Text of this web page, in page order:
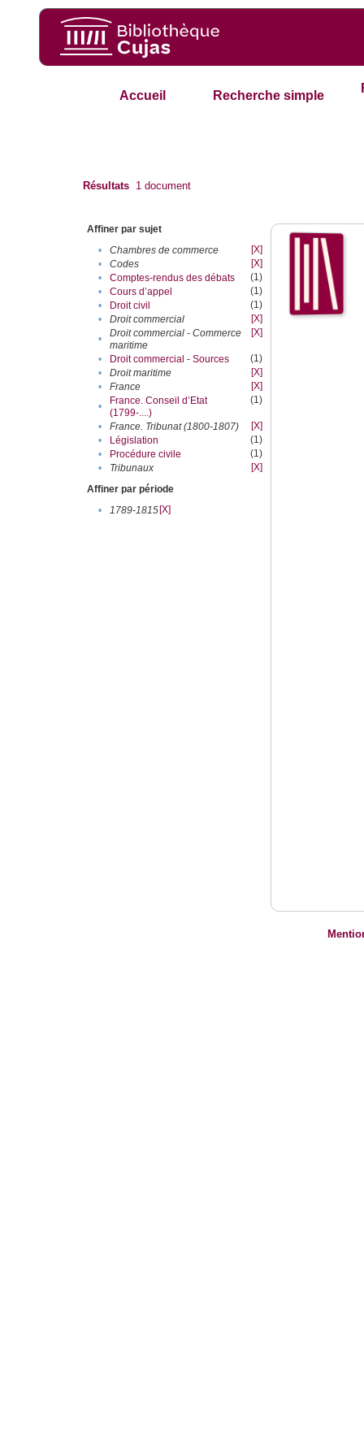
Accueil Recherche simple
Résultats 1 document
Affiner par sujet
•
Chambres de commerce
[X]
•
Codes
[X]
•
Comptes-rendus des débats
(1)
•
Cours d’appel
(1)
•
Droit civil
(1)
•
Droit commercial
[X]
•
Droit commercial - Commerce
maritime
[X]
• Droit commercial - Sources
(1)
•
Droit maritime
[X]
•
France
[X]
•
France. Conseil d’Etat
(1799-....)
(1)
• France. Tribunat (1800-1807)
[X]
•
Législation
(1)
•
Procédure civile
(1)
•
Tribunaux
[X]
Affiner par période
•
1789-1815[X]